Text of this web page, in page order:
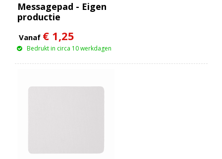
Messagepad - Eigen
productie
Vanaf € 1,25
Bedrukt in circa 10 werkdagen